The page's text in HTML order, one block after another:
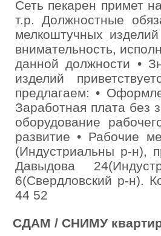
Сеть пекарен примет
т.р. Должностные
мелкоштучных
внимательность,
данной должности •
изделий
предлагаем: •
Заработная плата без
оборудование
развитие • Рабочие
(Индустриальны р-н),
Давыдова
6(Свердловский р-н).
44 52
СДАМ / СНИМУ